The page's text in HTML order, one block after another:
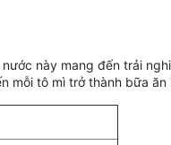
này mang đến trải
mỗi tô mì trở thành bữa